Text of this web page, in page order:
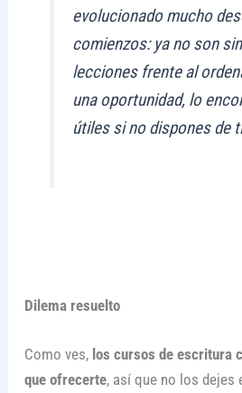
evolucionado mucho
comienzos: ya no son
lecciones frente al
una oportunidad, lo
útiles si no dispones de
Dilema resuelto
Como ves, los cursos de escritura
que ofrecerte, así que no los dejes